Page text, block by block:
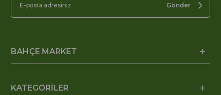
Gönder
BAHÇE MARKET
KATEGORİLER